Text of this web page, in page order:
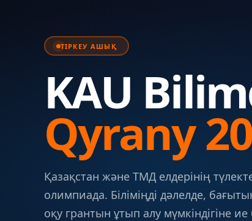
ТІРКЕУ АШЫҚ
KAU
Qyrany
Қазақстан және ТМД елдерінің
олимпиада. Біліміңді дәлелде,
оқу грантын ұтып алу мүмкіндігіне ие